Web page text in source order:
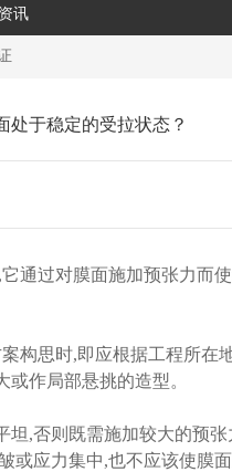
讯
处于稳定的受拉状态？
通过对膜面施加预张力而
思时,即应根据工程所在
作局部悬挑的造型。
否则既需施加较大的预张
或应力集中,也不应该使膜